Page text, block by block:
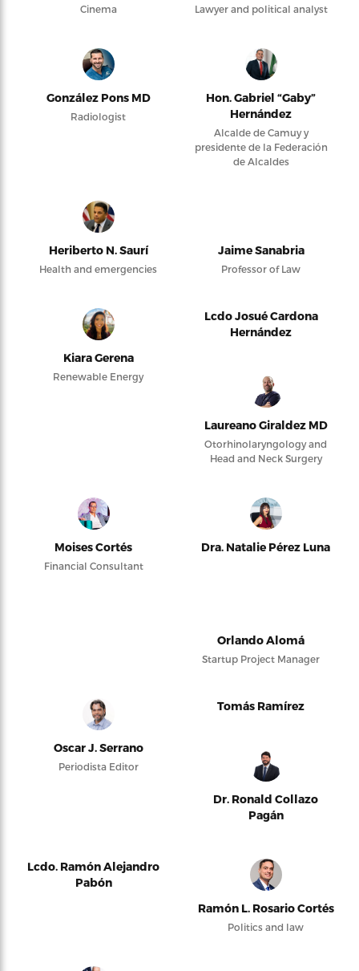
Cinema Lawyer and political analyst
González Pons MD
Radiologist
Hon. Gabriel “Gaby”
Hernández
Alcalde de Camuy y
presidente de la Federación
de Alcaldes
Heriberto N. Saurí
Health and emergencies
Jaime Sanabria
Professor of Law
Kiara Gerena
Renewable Energy
Lcdo Josué Cardona
Hernández
Laureano Giraldez MD
Otorhinolaryngology and
Head and Neck Surgery
Moises Cortés
Financial Consultant
Dra. Natalie Pérez Luna
Orlando Alomá
Startup Project Manager
Oscar J. Serrano
Periodista Editor
Tomás Ramírez
Dr. Ronald Collazo
Pagán
Lcdo. Ramón Alejandro
Pabón
Ramón L. Rosario Cortés
Politics and law